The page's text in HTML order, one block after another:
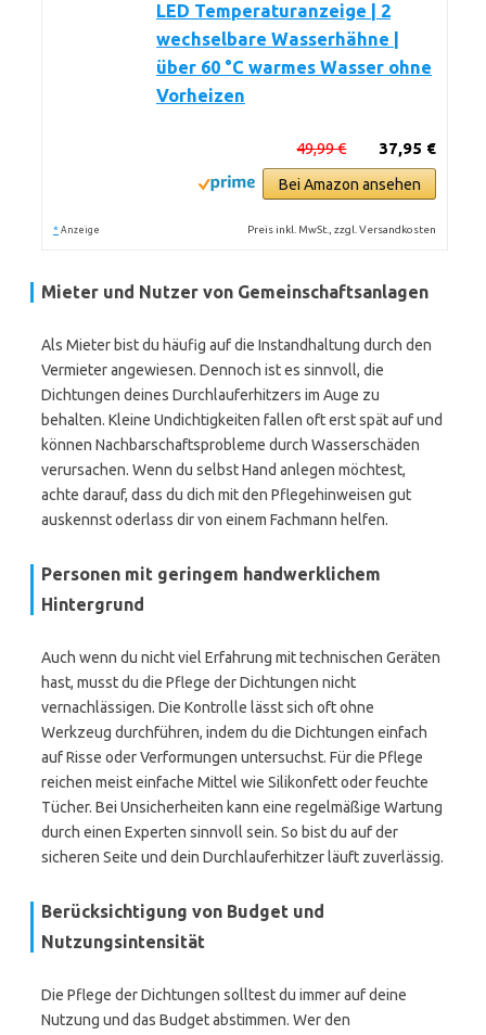
LED Temperaturanzeige | 2
wechselbare Wasserhähne |
über 60 °C warmes Wasser ohne
Vorheizen
37,95 €
49,99 €
Bei Amazon ansehen
* Anzeige Preis inkl. MwSt., zzgl. Versandkosten
Mieter und Nutzer von Gemeinschaftsanlagen
Als Mieter bist du häufig auf die Instandhaltung durch den
Vermieter angewiesen. Dennoch ist es sinnvoll, die
Dichtungen deines Durchlauferhitzers im Auge zu
behalten. Kleine Undichtigkeiten fallen oft erst spät auf und
können Nachbarschaftsprobleme durch Wasserschäden
verursachen. Wenn du selbst Hand anlegen möchtest,
achte darauf, dass du dich mit den Pflegehinweisen gut
auskennst oderlass dir von einem Fachmann helfen.
Personen mit geringem handwerklichem
Hintergrund
Auch wenn du nicht viel Erfahrung mit technischen Geräten
hast, musst du die Pflege der Dichtungen nicht
vernachlässigen. Die Kontrolle lässt sich oft ohne
Werkzeug durchführen, indem du die Dichtungen einfach
auf Risse oder Verformungen untersuchst. Für die Pflege
reichen meist einfache Mittel wie Silikonfett oder feuchte
Tücher. Bei Unsicherheiten kann eine regelmäßige Wartung
durch einen Experten sinnvoll sein. So bist du auf der
sicheren Seite und dein Durchlauferhitzer läuft zuverlässig.
Berücksichtigung von Budget und
Nutzungsintensität
Die Pflege der Dichtungen solltest du immer auf deine
Nutzung und das Budget abstimmen. Wer den